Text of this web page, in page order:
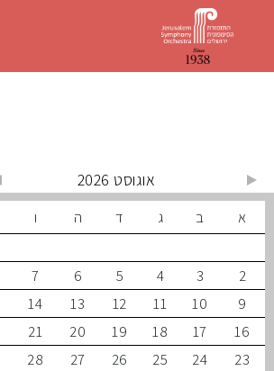
ב ד ה ו
ש
3
5
6
7
8
10
11
12
13
14
15
17
18
19
20
21
22
24
25
26
27
28
29